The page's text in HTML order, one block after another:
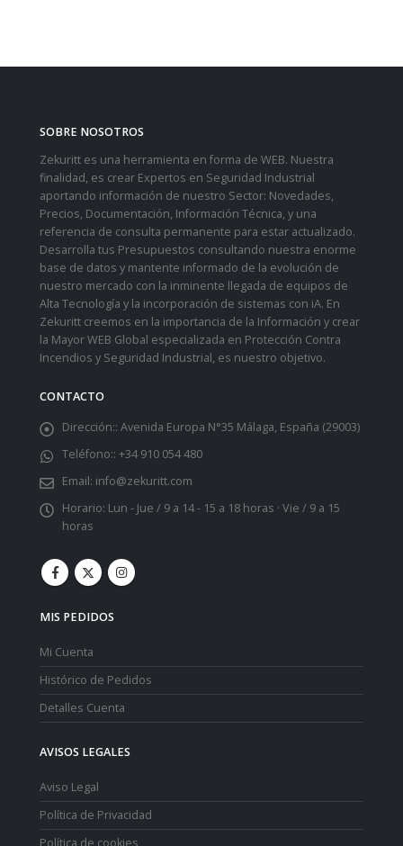
SOBRE NOSOTROS
Zekuritt es una herramienta en forma de WEB. Nuestra
finalidad, es crear Expertos en Seguridad Industrial
aportando información de nuestro Sector: Novedades,
Precios, Documentación, Información Técnica, y una
referencia de consulta permanente para estar actualizado.
Desarrolla tus Presupuestos consultando nuestra enorme
base de datos y mantente informado de la evolución de
nuestro mercado con la inminente llegada de equipos de
Alta Tecnología y la incorporación de sistemas con iA. En
Zekuritt creemos en la importancia de la Información y crear
la Mayor WEB Global especializada en Protección Contra
Incendios y Seguridad Industrial, es nuestro objetivo.
CONTACTO
Dirección:: Avenida Europa N°35 Málaga, España (29003)
Teléfono:: +34 910 054 480
Email: info@zekuritt.com
Horario: Lun - Jue / 9 a 14 - 15 a 18 horas · Vie / 9 a 15
horas
MIS PEDIDOS
Mi Cuenta
Histórico de Pedidos
Detalles Cuenta
AVISOS LEGALES
Aviso Legal
Política de Privacidad